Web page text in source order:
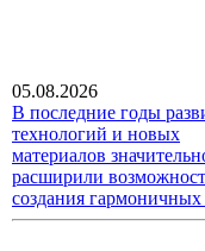
05.08.2026
В последние годы
технологий и новых
материалов
расширили
создания гармоничных